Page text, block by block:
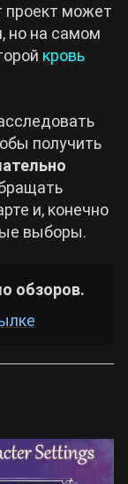
проект может
но на самом
кровь
получить
и, конечно
выборы.
обзоров.